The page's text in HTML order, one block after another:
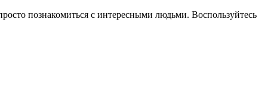
познакомиться с интересными людьми. Воспользуйтесь